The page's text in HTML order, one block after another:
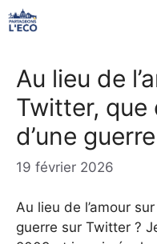
Aller
au
Au lieu de
Twitter,
d’une
19 février 2026
Au lieu de l’amour
guerre sur Twitter ?